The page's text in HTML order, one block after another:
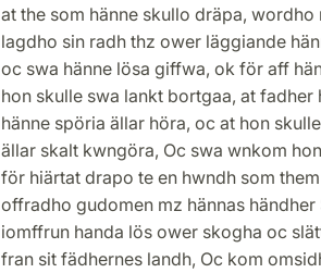
at the som hänne skullo dräpa,
lagdho sin radh thz ower läggiande
oc swa hänne lösa giffwa, ok för aff
hon skulle swa lankt bortgaa, at
hänne spöria ällar höra, oc at hon
ällar skalt kwngöra, Oc swa wnkom
för hiärtat drapo te en hwndh som
offradho gudomen mz hännas
iomffrun handa lös ower skogha oc
fran sit fädhernes landh, Oc kom